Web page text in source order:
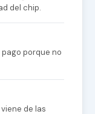
del chip.
porque no
de las